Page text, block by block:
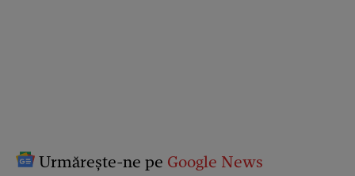
Urmărește-ne pe Google News